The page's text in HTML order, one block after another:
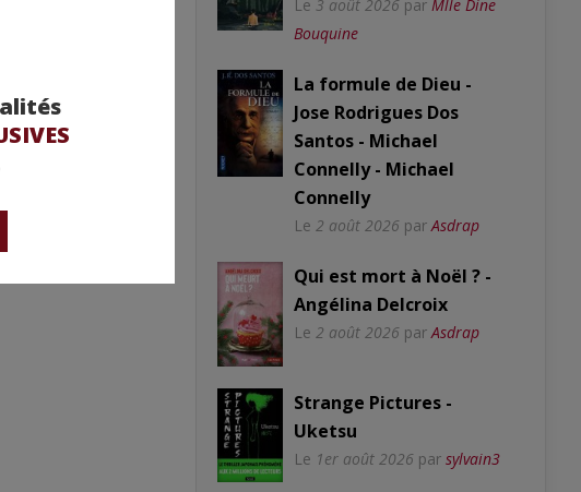
Le 3 août 2026 par Mlle Dine
Bouquine
La formule de Dieu -
Jose Rodrigues Dos
Santos - Michael
Connelly - Michael
Connelly
Le 2 août 2026 par Asdrap
Qui est mort à Noël ? -
Angélina Delcroix
Le 2 août 2026 par Asdrap
Strange Pictures -
Uketsu
Le 1er août 2026 par sylvain3